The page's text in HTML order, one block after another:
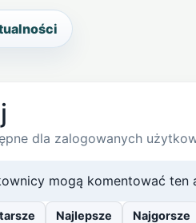
dla zalogowanych
mogą komentować ten
Najlepsze Najgorsze